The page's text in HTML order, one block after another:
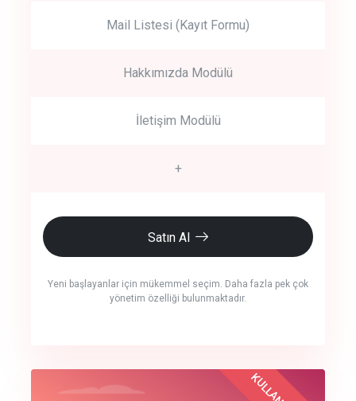
Mail Listesi (Kayıt Formu)
Hakkımızda Modülü
İletişim Modülü
+
Satın Al
Yeni başlayanlar için mükemmel seçim. Daha fazla pek çok
yönetim özelliği bulunmaktadır.
crm auto cync